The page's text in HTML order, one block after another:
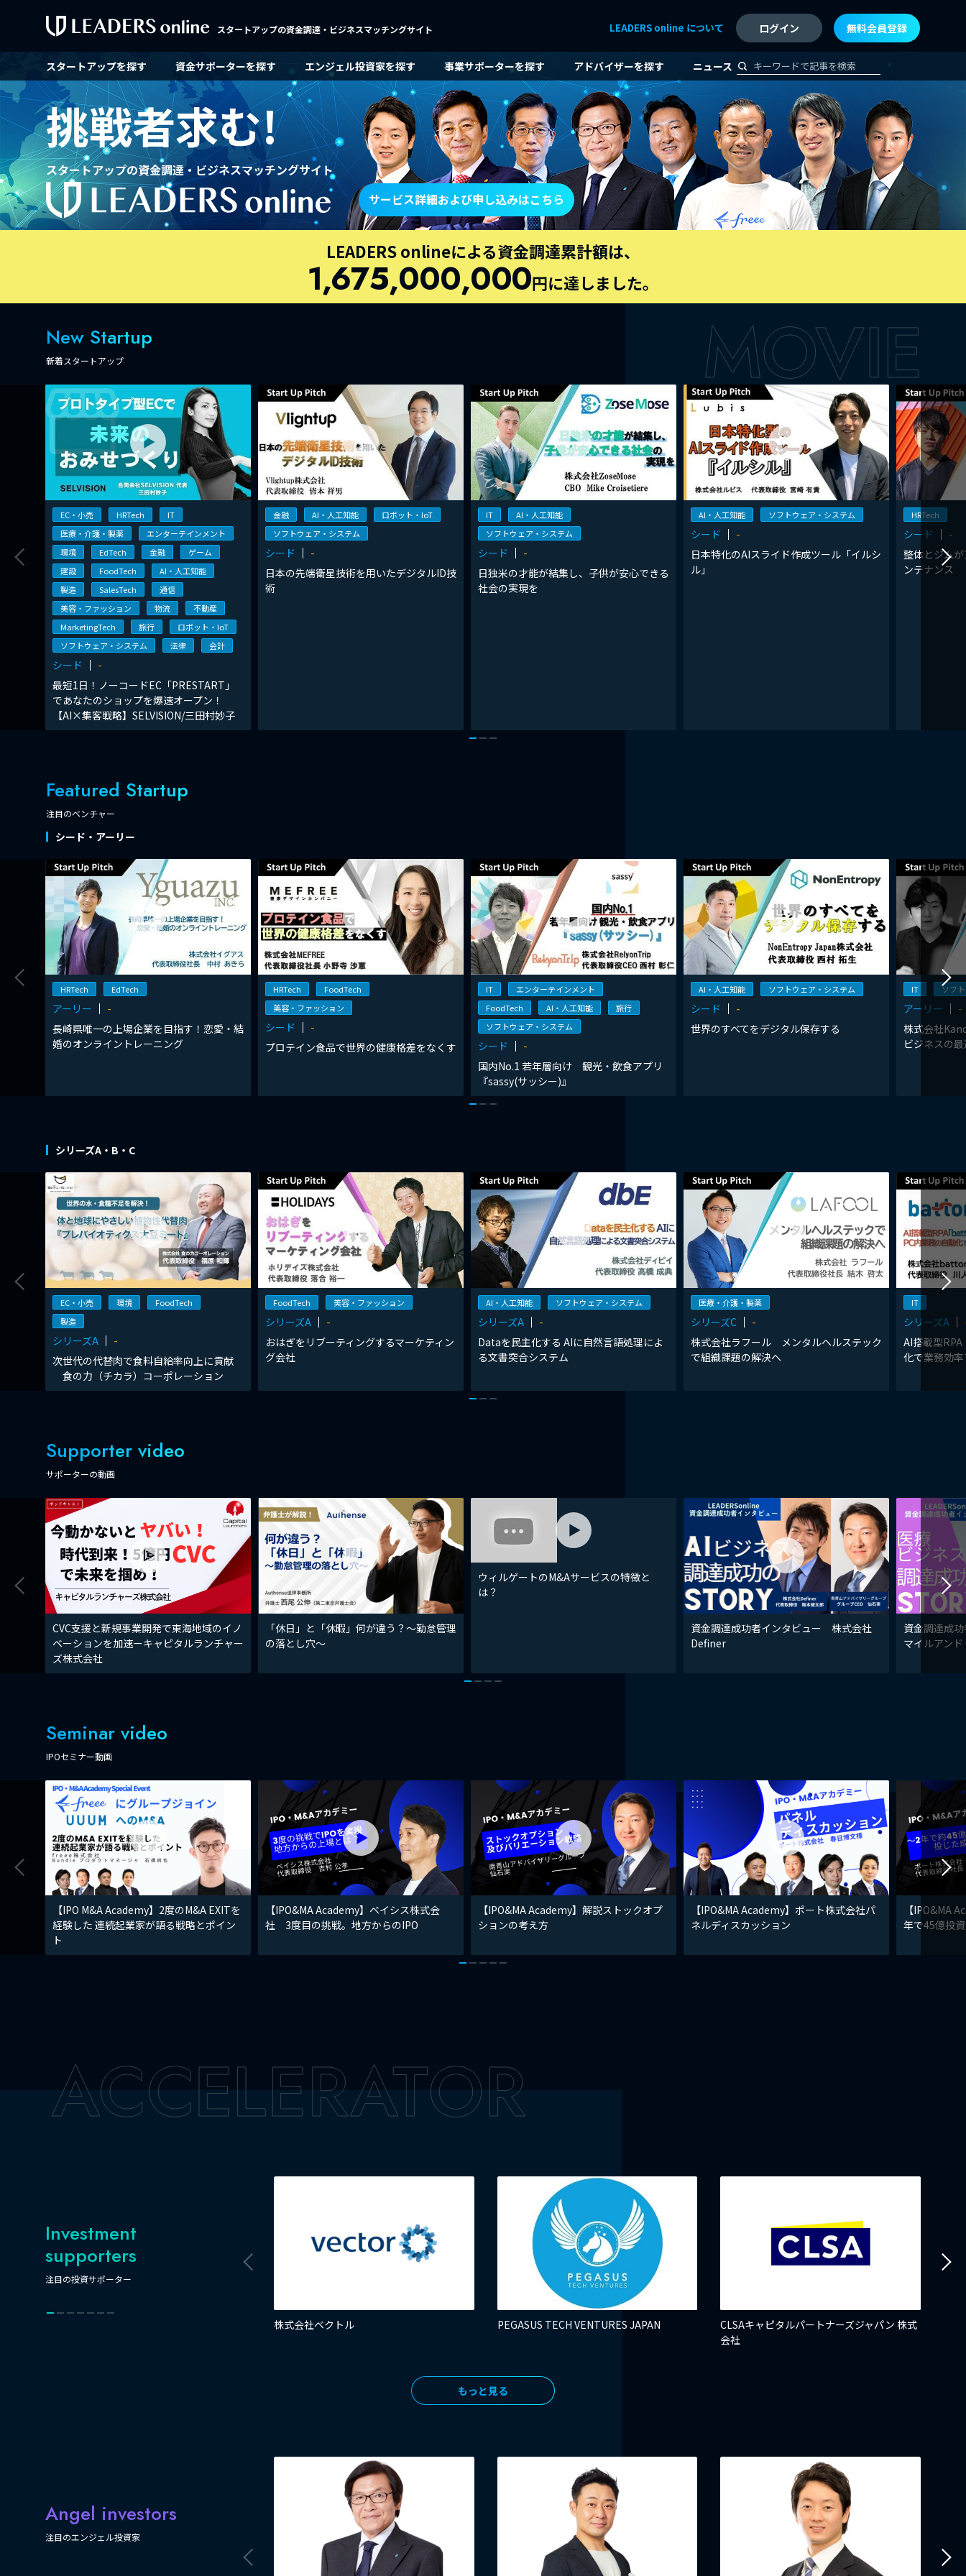
スタートアップの資金調達・ビジネスマッチングサイト ログイン 無料会員登録
スタートアップを探す 資金サポーターを探す エンジェル投資家を探す 事業サポーターを探す アドバイザーを探す ニュース
LEADERS online について
挑戦者求む!
スタートアップの資金調達・ビジネスマッチングサイト
サービス詳細および申し込みはこちら
LEADERS onlineによる資金調達累計額は、
1,675,000,000円に達しました。
New Startup
新着スタートアップ
EC・小売 HRTech
IT
医療・介護・製薬
エンターテインメント
環境
EdTech 金融
ゲーム
建設
FoodTech
AI・人工知能
製造
SalesTech
通信
美容・ファッション
物流
不動産
MarketingTech
旅行
ロボット・IoT
ソフトウェア・システム
法律 会計
シード
-
最短1日！ノーコードEC「PRESTART」
であなたのショップを爆速オープン！
【AI×集客戦略】SELVISION/三田村妙子
金融 AI・人工知能
ロボット・IoT
ソフトウェア・システム
シード
-
日本の先端衛星技術を用いたデジタルID技
術
IT
AI・人工知能
ソフトウェア・システム
シード
-
日独米の才能が結集し、子供が安心できる
社会の実現を
AI・人工知能 ソフトウェア・システム
シード
-
日本特化のAIスライド作成ツール「イルシ
ル」
HRTech
シード
-
整体とジム
ンテナンス
Featured Startup
注目のベンチャー
シード・アーリー
HRTech EdTech
アーリー
-
長崎県唯一の上場企業を目指す！恋愛・結
婚のオンライントレーニング
HRTech
FoodTech
美容・ファッション
シード
-
プロテイン食品で世界の健康格差をなくす
IT
エンターテインメント
FoodTech
AI・人工知能
旅行
ソフトウェア・システム
シード
-
国内No.1 若年層向け 観光・飲食アプリ
『sassy(サッシー)』
AI・人工知能 ソフトウェア・システム
シード
-
世界のすべてをデジタル保存する
IT ソフ
アーリー
-
株式会社
ビジネスの
シリーズA・B・C
EC・小売 環境
FoodTech
製造
シリーズA
-
次世代の代替肉で食料自給率向上に貢献
食の力（チカラ）コーポレーション
FoodTech 美容・ファッション
シリーズA
-
おはぎをリブーティングするマーケティン
グ会社
AI・人工知能 ソフトウェア・システム
シリーズA
-
Dataを民主化する AIに自然言語処理によ
る文書突合システム
医療・介護・製薬
シリーズC
-
株式会社ラフール メンタルヘルステック
で組織課題の解決へ
IT
シリーズA
AI搭載型
化で業務効
Supporter video
サポーターの動画
CVC支援と新規事業開発で東海地域のイノ
ベーションを加速ーキャピタルランチャー
ズ株式会社
「休日」と「休暇」何が違う？～勤怠管理
の落とし穴～
ウィルゲートのM&Aサービスの特徴と
は？
資金調達成功者インタビュー 株式会社
Definer
資金調達成
マイルアン
Seminar video
IPOセミナー動画
【IPO M&A Academy】2度のM&A EXITを
経験した 連続起業家が語る戦略とポイン
ト
【IPO&MA Academy】ベイシス株式会
社 3度目の挑戦。地方からのIPO
【IPO&MA Academy】解説ストックオプ
ションの考え方
【IPO&MA Academy】ポート株式会社パ
ネルディスカッション
【IPO&MA
年で45億投
Investment
supporters
注目の投資サポーター
株式会社ベクトル PEGASUS TECH VENTURES JAPAN
CLSAキャピタルパートナーズジャパン 株式
会社
もっと見る
Angel investors
注目のエンジェル投資家